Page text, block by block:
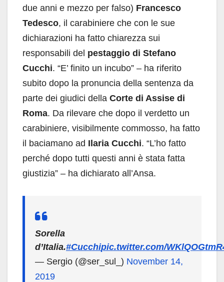
due anni e mezzo per falso) Francesco
Tedesco, il carabiniere che con le sue
dichiarazioni ha fatto chiarezza sui
responsabili del pestaggio di Stefano
Cucchi. “E’ finito un incubo” – ha riferito
subito dopo la pronuncia della sentenza da
parte dei giudici della Corte di Assise di
Roma. Da rilevare che dopo il verdetto un
carabiniere, visibilmente commosso, ha fatto
il baciamano ad Ilaria Cucchi. “L’ho fatto
perché dopo tutti questi anni è stata fatta
giustizia” – ha dichiarato all’Ansa.
Sorella
d’Italia.#Cucchipic.twitter.com/
— Sergio (@ser_sul_) November 14,
2019